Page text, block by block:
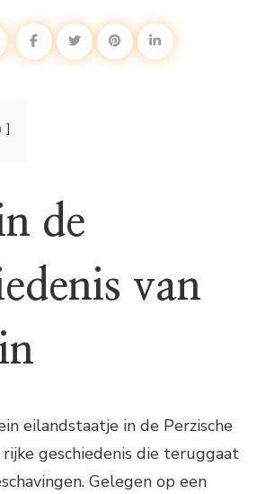
de
van
eilandstaatje in de Perzische
geschiedenis die teruggaat
Gelegen op een